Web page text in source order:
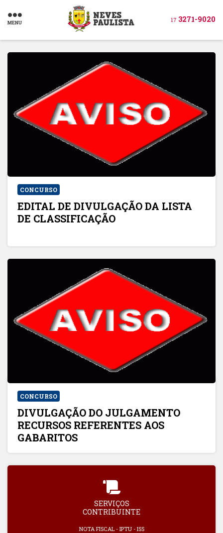
MENU 17 3271-9020
CONCURSO
EDITAL DE DIVULGAÇÃO DA LISTA
DE CLASSIFICAÇÃO
CONCURSO
DIVULGAÇÃO DO JULGAMENTO
RECURSOS REFERENTES AOS
GABARITOS
SERVIÇOS
CONTRIBUINTE
NOTA FISCAL - IPTU - ISS